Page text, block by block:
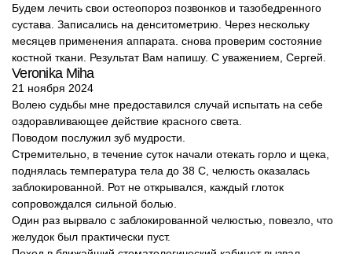
Будем лечить свои остеопороз позвонков и тазобедренного
сустава. Записались на денситометрию. Через нескольку
месяцев применения аппарата. снова проверим состояние
костной ткани. Результат Вам напишу. С уважением, Сергей.
Veronika Miha
21 ноября 2024
Волею судьбы мне предоставился случай испытать на себе
оздоравливающее действие красного света.
Поводом послужил зуб мудрости.
Стремительно, в течение суток начали отекать горло и щека,
поднялась температура тела до 38 С, челюсть оказалась
заблокированной. Рот не открывался, каждый глоток
сопровождался сильной болью.
Один раз вырвало с заблокированной челюстью, повезло, что
желудок был практически пуст.